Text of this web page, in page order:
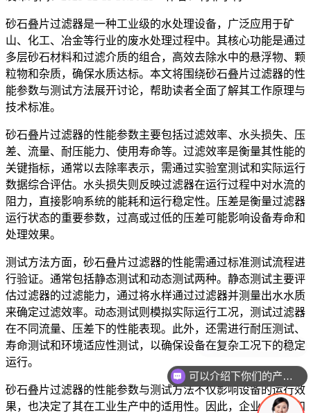
砂石叠片过滤器是一种工业级的水处理设备，广泛应用于矿
山、化工、冶金等行业的废水处理过程中。其核心功能是通过
多层砂石材料和过滤介质的组合，高效去除水中的悬浮物、颗
粒物和杂质，确保水质达标。本文将围绕砂石叠片过滤器的性
能参数与测试方法展开讨论，帮助读者全面了解其工作原理与
技术标准。
砂石叠片过滤器的性能参数主要包括过滤效率、水头损失、压
差、流量、耐压能力、使用寿命等。过滤效率是衡量其性能的
关键指标，通常以去除率表示，需通过实验室测试和实际运行
数据综合评估。水头损失则反映过滤器在运行过程中对水流的
阻力，直接影响系统的能耗和运行稳定性。压差是衡量过滤器
运行状态的重要参数，过高或过低的压差可能影响设备寿命和
处理效果。
测试方法方面，砂石叠片过滤器的性能需通过标准测试流程进
行验证。通常包括静态测试和动态测试两种。静态测试主要评
估过滤器的过滤能力，通过将水样通过过滤器并测量出水水质
来确定过滤效率。动态测试则模拟实际运行工况，测试过滤器
在不同流量、压差下的性能表现。此外，还需进行耐压测试、
寿命测试和环境适应性测试，以确保设备在复杂工况下的稳定
运行。
砂石叠片过滤器的性能参数与测试方法不仅影响设备的运行效
果，也决定了其在工业生产中的适用性。因此，企业在选择和
可以介绍下你们的产品么